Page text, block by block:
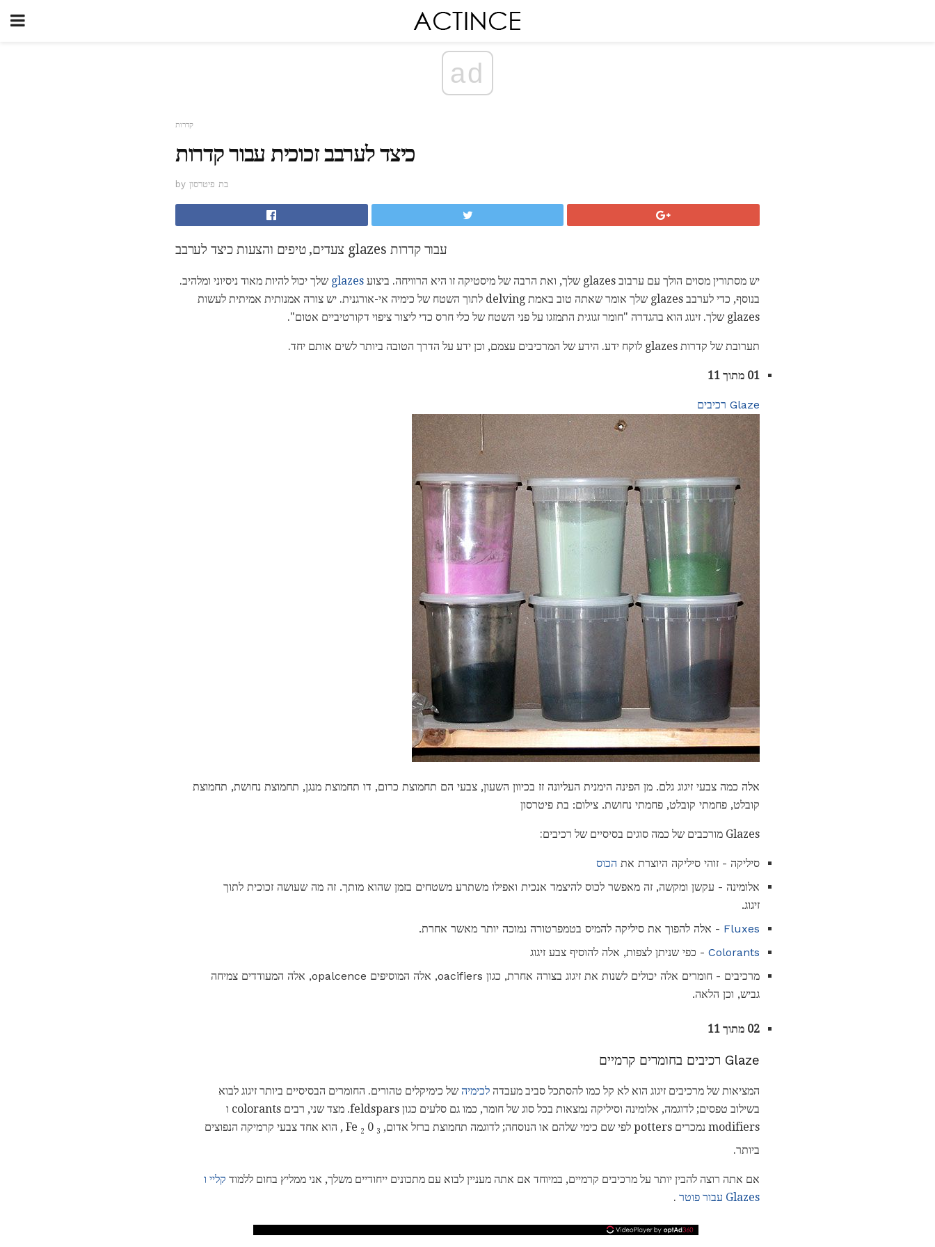
ad
קדרות
כיצד לערבב זכוכית עבור קדרות
by בת פיטרסון
צעדים, טיפים והצעות כיצד לערבב glazes עבור קדרות
יש מסתורין מסוים הולך עם ערבוב glazes שלך, ואת הרבה של מיסטיקה זו היא הרוויחה. ביצוע glazes שלך יכול להיות מאוד ניסיוני ומלהיב.
בנוסף, כדי לערבב glazes שלך אומר שאתה טוב באמת delving לתוך השטח של כימיה אי-אורגנית. יש צורה אמנותית אמיתית לעשות
glazes שלך. זיגוג הוא בהגדרה "חומר זגוגית התמזגו על פני השטח של כלי חרס כדי ליצור ציפוי דקורטיביים אטום".
תערובת של קדרות glazes לוקח ידע. הידע של המרכיבים עצמם, וכן ידע על הדרך הטובה ביותר לשים אותם יחד.
01 מתוך 11
Glaze רכיבים
אלה כמה צבעי זיגוג גלם. מן הפינה הימנית העליונה זז בכיוון השעון, צבעי הם תחמוצת כרום, דו תחמוצת מנגן, תחמוצת נחושת, תחמוצת
קובלט, פחמתי קובלט, פחמתי נחושת. צילום: בת פיטרסון
Glazes מורכבים של כמה סוגים בסיסיים של רכיבים:
סיליקה - זוהי סיליקה היוצרת את הכוס
אלומינה - עקשן ומקשה, זה מאפשר לכוס להיצמד אנכית ואפילו משתרע משטחים בזמן שהוא מותך. זה מה שעושה זכוכית לתוך
זיגוג.
Fluxes - אלה להפוך את סיליקה להמיס בטמפרטורה נמוכה יותר מאשר אחרת.
Colorants - כפי שניתן לצפות, אלה להוסיף צבע זיגוג
מרכיבים - חומרים אלה יכולים לשנות את זיגוג בצורה אחרת, כגון oacifiers, אלה המוסיפים opalcence, אלה המעודדים צמיחה
גביש, וכן הלאה.
02 מתוך 11
Glaze רכיבים בחומרים קרמיים
המציאות של מרכיבים זיגוג הוא לא קל כמו להסתכל סביב מעבדה לכימיה של כימיקלים טהורים. החומרים הבסיסיים ביותר זיגוג לבוא
בשילוב טפסים; לדוגמה, אלומינה וסיליקה נמצאות בכל סוג של חומר, כמו גם סלעים כגון feldspars. מצד שני, רבים colorants ו
modifiers נמכרים potters לפי שם כימי שלהם או הנוסחה; לדוגמה תחמוצת ברזל אדום, Fe
2 0 3
, הוא אחד צבעי קרמיקה הנפוצים
ביותר.
אם אתה רוצה להבין יותר על מרכיבים קרמיים, במיוחד אם אתה מעניין לבוא עם מתכונים ייחודיים משלך, אני ממליץ בחום ללמוד קליי ו
Glazes עבור פוטר
.